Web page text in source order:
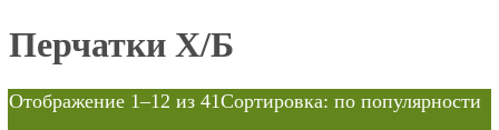
Перчатки Х/Б
Отображение 1–12 из 41Сортировка: по популярности